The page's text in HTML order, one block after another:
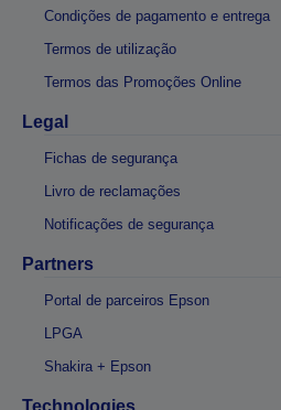
Condições de pagamento e entrega
Termos de utilização
Termos das Promoções Online
Legal
Fichas de segurança
Livro de reclamações
Notificações de segurança
Partners
Portal de parceiros Epson
LPGA
Shakira + Epson
Technologies